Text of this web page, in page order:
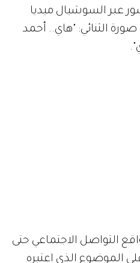
عبر السوشيال ميديا
الثنائي: "هاي.. أحمد
التواصل الاجتماعي حتى
الموضوع الذي اعتبره